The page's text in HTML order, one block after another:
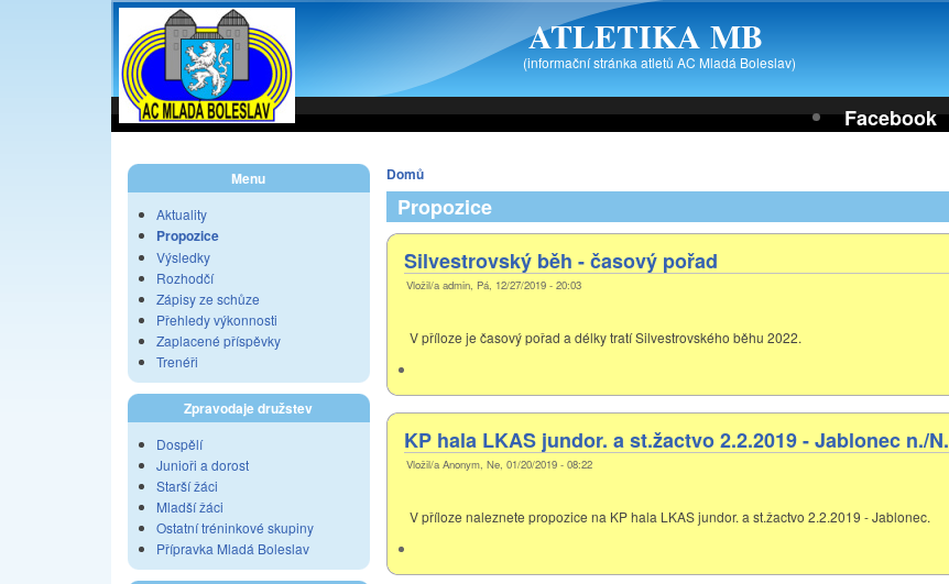
ATLETIKA MB
(informační stránka atletů AC Mladá Boleslav)
Facebook
Menu
Aktuality
Propozice
Výsledky
Rozhodčí
Zápisy ze schůze
Přehledy výkonnosti
Zaplacené příspěvky
Trenéři
Zpravodaje družstev
Dospělí
Junioři a dorost
Starší žáci
Mladší žáci
Ostatní tréninkové skupiny
Přípravka Mladá Boleslav
Domů
Propozice
Silvestrovský běh - časový pořad
Vložil/a admin, Pá, 12/27/2019 - 20:03
V příloze je časový pořad a délky tratí Silvestrovského běhu 2022.
KP hala LKAS jundor. a st.žactvo 2.2.2019 - Jablonec n./N.
Vložil/a Anonym, Ne, 01/20/2019 - 08:22
V příloze naleznete propozice na KP hala LKAS jundor. a st.žactvo 2.2.2019 - Jablonec.